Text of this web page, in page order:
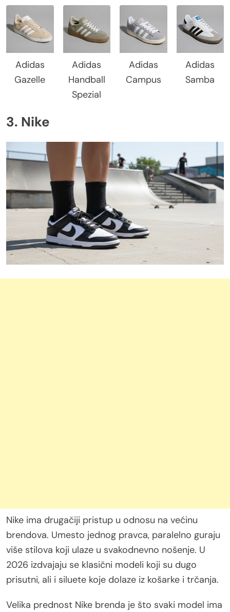
Adidas
Gazelle
Adidas
Handball
Spezial
Adidas
Campus
Adidas
Samba
3. Nike
Nike ima drugačiji pristup u odnosu na većinu
brendova. Umesto jednog pravca, paralelno guraju
više stilova koji ulaze u svakodnevno nošenje. U
2026 izdvajaju se klasični modeli koji su dugo
prisutni, ali i siluete koje dolaze iz košarke i trčanja.
Velika prednost Nike brenda je što svaki model ima